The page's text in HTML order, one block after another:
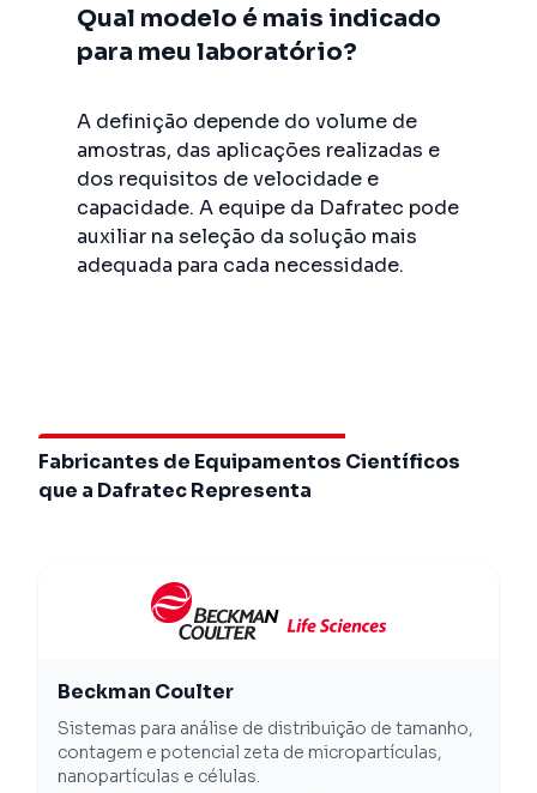
Qual modelo é mais indicado
para meu laboratório?
A definição depende do volume de
amostras, das aplicações realizadas e
dos requisitos de velocidade e
capacidade. A equipe da Dafratec pode
auxiliar na seleção da solução mais
adequada para cada necessidade.
Fabricantes de Equipamentos Científicos
que a Dafratec Representa
Beckman Coulter
Sistemas para análise de distribuição de tamanho,
contagem e potencial zeta de micropartículas,
nanopartículas e células.